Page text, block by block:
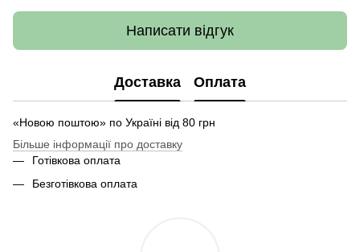
Написати відгук
Доставка Оплата
«Новою поштою» по Україні від 80 грн
Більше інформації про доставку
Готівкова оплата
Безготівкова оплата